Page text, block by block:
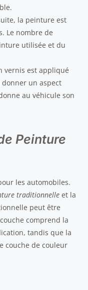
la peinture est
Le nombre de
utilisée et du
vernis est appliqué
un aspect
au véhicule son
Peinture
les automobiles.
traditionnelle et la
peut être
comprend la
tandis que la
couche de couleur